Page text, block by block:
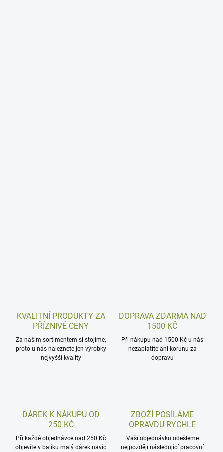
KVALITNÍ PRODUKTY ZA
PŘÍZNIVÉ CENY
Za naším sortimentem si stojíme,
proto u nás naleznete jen výrobky
nejvyšší kvality
DOPRAVA ZDARMA NAD
1500 KČ
Při nákupu nad 1500 Kč u nás
nezaplatíte ani korunu za
dopravu
DÁREK K NÁKUPU OD
250 KČ
Při každé objednávce nad 250 Kč
objevíte v balíku malý dárek navíc
ZBOŽÍ POSÍLÁME
OPRAVDU RYCHLE
Vaši objednávku odešleme
nejpozději následující pracovní